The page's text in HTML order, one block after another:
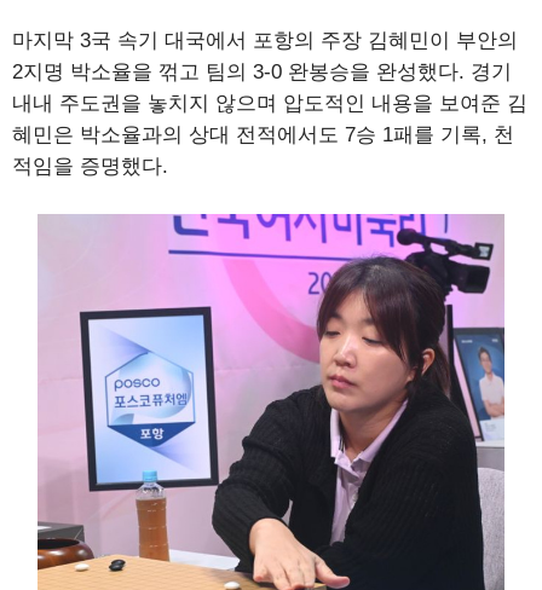
마지막 3국 속기 대국에서 포항의 주장 김혜민이 부안의
2지명 박소율을 꺾고 팀의 3-0 완봉승을 완성했다. 경기
내내 주도권을 놓치지 않으며 압도적인 내용을 보여준 김
혜민은 박소율과의 상대 전적에서도 7승 1패를 기록, 천
적임을 증명했다.